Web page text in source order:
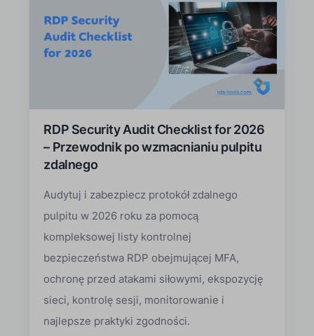
RDP Security Audit Checklist for 2026
– Przewodnik po wzmacnianiu pulpitu
zdalnego
Audytuj i zabezpiecz protokół zdalnego
pulpitu w 2026 roku za pomocą
kompleksowej listy kontrolnej
bezpieczeństwa RDP obejmującej MFA,
ochronę przed atakami siłowymi, ekspozycję
sieci, kontrolę sesji, monitorowanie i
najlepsze praktyki zgodności.